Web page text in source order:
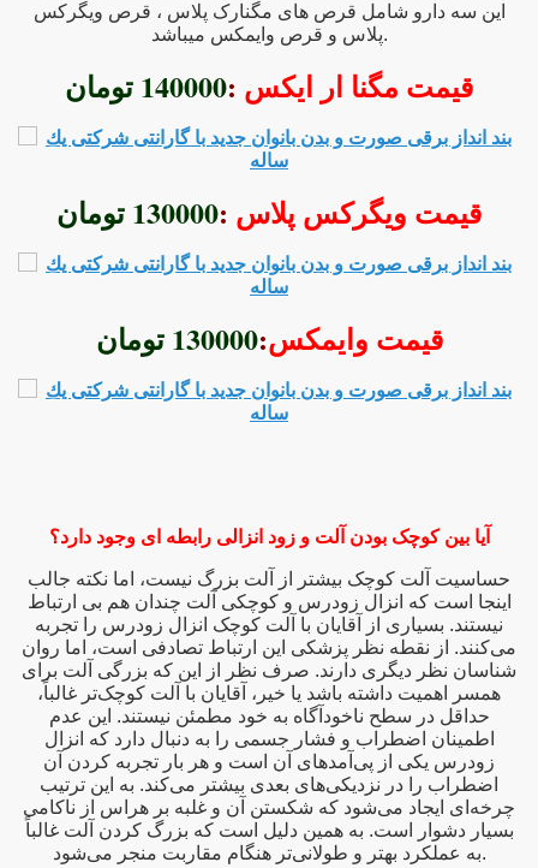
این سه دارو شامل قرص های مگنارک پلاس ، قرص ویگرکس
پلاس و قرص وایمکس میباشد.
قیمت مگنا ار ایکس :140000 تومان
قیمت ویگرکس پلاس :130000 تومان
قیمت وایمکس:130000 تومان
آیا بین کوچک بودن آلت و زود انزالی رابطه ای وجود دارد؟
حساسیت آلت کوچک بیشتر از آلت بزرگ نیست، اما نکته جالب
اینجا است که انزال زودرس و کوچکی آلت چندان هم بی ارتباط
نیستند. بسیاری از آقایان با آلت کوچک انزال زودرس را تجربه
می‌کنند. از نقطه نظر پزشکی این ارتباط تصادفی است، اما روان
شناسان نظر دیگری دارند. صرف نظر از این که بزرگی آلت برای
همسر اهمیت داشته باشد یا خیر، آقایان با آلت کوچک‌تر غالباً،
حداقل در سطح ناخودآگاه به خود مطمئن نیستند. این عدم
اطمینان اضطراب و فشار جسمی را به دنبال دارد که انزال
زودرس یکی از پی‌آمدهای آن است و هر بار تجربه کردن آن
اضطراب را در نزدیکی‌های بعدی بیشتر می‌کند. به این ترتیب
چرخه‌ای ایجاد می‌شود که شکستن آن و غلبه بر هراس از ناکامی
بسیار دشوار است. به همین دلیل است که بزرگ کردن آلت غالباً
به عملکرد بهتر و طولانی‌تر هنگام مقاربت منجر می‌شود.
=> فروش تضمين شده ي قرص بزرگ
=> سفارش قرص بزرگ
=> بزرگ کننده اندازه آلت مردونه تناسلي
=> کلفت کردن الت مرداني مردانه به صورت براي دير
=> کلفت کردن و
=> بهترين حجم دهنده آلت مردونه در
=> کپسول تاخير در انزال و سفت کننده الت
=> خريد تلفني قرص بزرگ
=> داروي ضمانتي گياهي تقويت و مقوي نيروي جنسي ، بزرگ و کلفت کننده الت مرداني تناسلي مردان –
=> بزرگ کننده الت مرداني مردان ، داروي
=> راههاي رايج درمان موثر
=> موثرترين روش براي رفع انزال
=> افزايش طول وسايز الت